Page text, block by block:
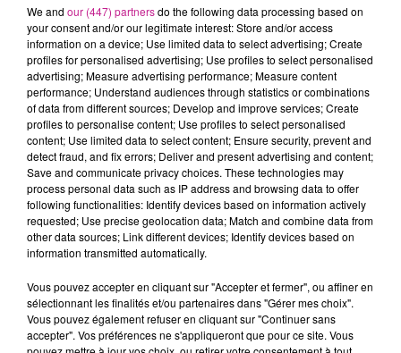
LE 7-10 DU 19 NOVEMBRE
Retrouvez les meilleurs moments du 7-10 Alsace avec
Cheminette à Niderergheim, la toirture de votre maison de A
à Z.
TITRES DIFFUSÉS
We and our (447) partnersdo the following data processing based on
your consent and/or our legitimate interest: Store and/or access
information on a device; Use limited data to select advertising; Create
profiles for personalised advertising; Use profiles to select personalised
advertising; Measure advertising performance; Measure content
performance; Understand audiences through statistics or combinations
of data from different sources; Develop and improve services; Create
profiles to personalise content; Use profiles to select personalised
content; Use limited data to select content; Ensure security, prevent and
detect fraud, and fix errors; Deliver and present advertising and content;
Save and communicate privacy choices. These technologies may
process personal data such as IP address and browsing data to offer
following functionalities: Identify devices based on information actively
requested; Use precise geolocation data; Match and combine data from
other data sources; Link different devices; Identify devices based on
information transmitted automatically.
Vous pouvez accepter en cliquant sur "Accepter et fermer", ou affiner en
sélectionnant les finalités et/ou partenaires dans "Gérer mes choix".
Vous pouvez également refuser en cliquant sur "Continuer sans
accepter". Vos préférences ne s'appliqueront que pour ce site. Vous